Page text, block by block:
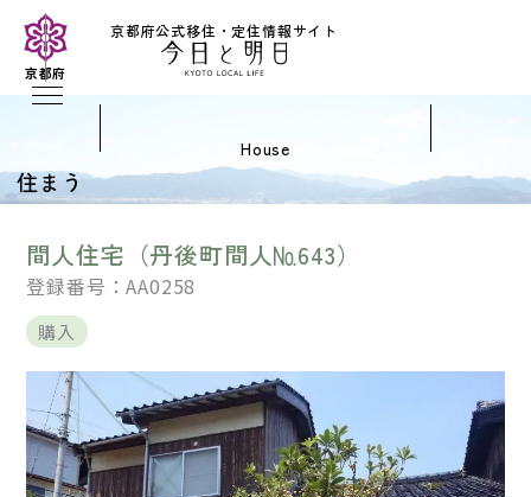
京都府公式移住・定住情報サイト
京都府
house
住まう
間人住宅（丹後町間人№643）
登録番号：AA0258
購入